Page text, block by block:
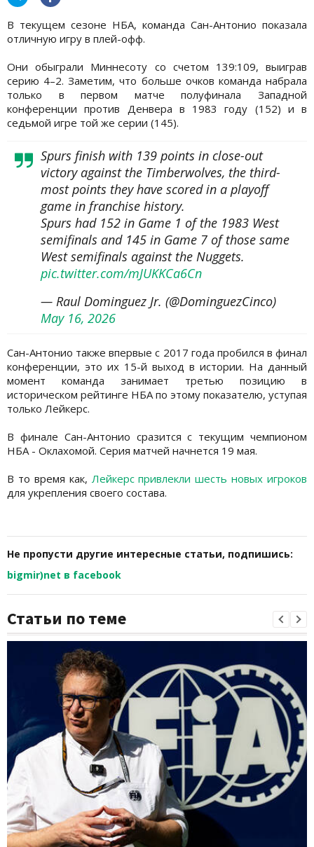
В текущем сезоне НБА, команда Сан-Антонио показала
отличную игру в плей-офф.
Они обыграли Миннесоту со счетом 139:109, выиграв
серию 4–2. Заметим, что больше очков команда набрала
только в первом матче полуфинала Западной
конференции против Денвера в 1983 году (152) и в
седьмой игре той же серии (145).
Spurs finish with 139 points in close-out
victory against the Timberwolves, the third-
most points they have scored in a playoff
game in franchise history.
Spurs had 152 in Game 1 of the 1983 West
semifinals and 145 in Game 7 of those same
West semifinals against the Nuggets.
pic.twitter.com/mJUKKCa6Cn
— Raul Dominguez Jr. (@DominguezCinco)
May 16, 2026
Сан-Антонио также впервые с 2017 года пробился в финал
конференции, это их 15-й выход в истории. На данный
момент команда занимает третью позицию в
историческом рейтинге НБА по этому показателю, уступая
только Лейкерс.
В финале Сан-Антонио сразится с текущим чемпионом
НБА - Оклахомой. Серия матчей начнется 19 мая.
В то время как, Лейкерс привлекли шесть новых игроков
для укрепления своего состава.
Не пропусти другие интересные статьи, подпишись:
bigmir)net в facebook
Статьи по теме